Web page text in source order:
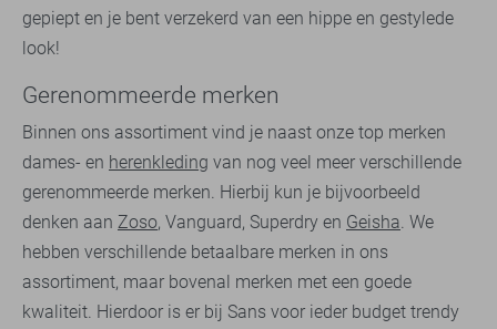
gepiept en je bent verzekerd van een hippe en gestylede
look!
Gerenommeerde merken
Binnen ons assortiment vind je naast onze top merken
dames- en herenkleding van nog veel meer verschillende
gerenommeerde merken. Hierbij kun je bijvoorbeeld
denken aan Zoso, Vanguard, Superdry en Geisha . We
hebben verschillende betaalbare merken in ons
assortiment, maar bovenal merken met een goede
kwaliteit. Hierdoor is er bij Sans voor ieder budget trendy